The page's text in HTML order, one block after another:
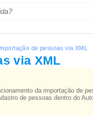
Importação de pessoas via XML
via XML
da importação de
de pessoas dentro do